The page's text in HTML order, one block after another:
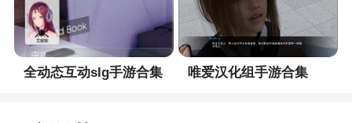
属于你们彼此之间的秘密
4、精彩！战斗场面与人物招式精心设计
小编评价
全动态互动slg手游合集 唯爱汉化组手游合集